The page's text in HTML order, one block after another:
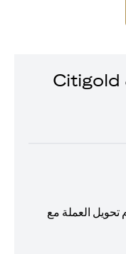
مضيف لمزايا حساب Citigold
تحويل العملة مع